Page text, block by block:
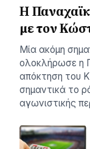
Η
με τον
Μία ακόμη
ολοκλήρωσε η
απόκτηση του
σημαντικά το
αγωνιστικής